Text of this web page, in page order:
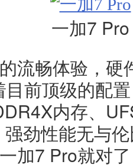
一加7 Pro
畅体验，硬
前顶级的配
内存、
劲性能无与
加7 Pro就对